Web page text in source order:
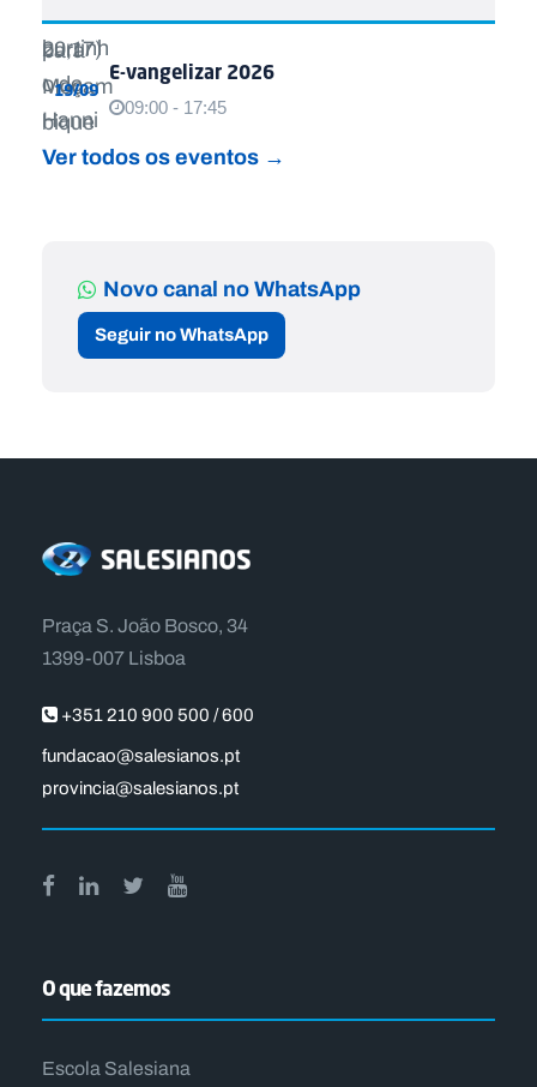
19/09
E-vangelizar 2026
09:00 - 17:45
Ver todos os eventos →
Novo canal no WhatsApp
Seguir no WhatsApp
Praça S. João Bosco, 34
1399-007 Lisboa
+351 210 900 500 / 600
fundacao@salesianos.pt
provincia@salesianos.pt
O que fazemos
Escola Salesiana